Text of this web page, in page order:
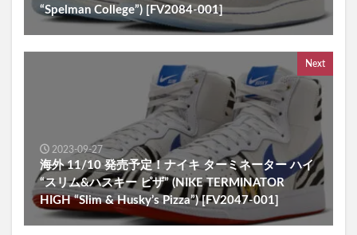
“Spelman College”) [FV2084-001]
Next
2023-09-27
海外 11/10 発売予定！ナイキ ターミネーター ハイ
“スリム&ハスキー ピザ” (NIKE TERMINATOR
HIGH “Slim & Husky’s Pizza”) [FV2047-001]